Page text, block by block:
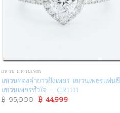
แหวน แหวนเพชร
แหวนทองคำขาวฝังเพชร แหวนเพชรแฟนซี
แหวนเพชรหัวใจ – GR1111
฿95,000 Original
price
฿ 44,999